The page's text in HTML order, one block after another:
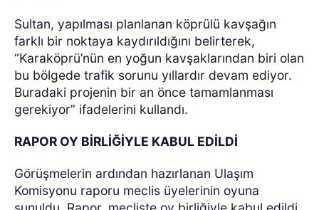
Sultan, yapılması planlanan köprülü kavşağın
farklı bir noktaya kaydırıldığını belirterek,
“Karaköprü’nün en yoğun kavşaklarından biri olan
bu bölgede trafik sorunu yıllardır devam ediyor.
Buradaki projenin bir an önce tamamlanması
gerekiyor” ifadelerini kullandı.
RAPOR OY BİRLİĞİYLE KABUL EDİLDİ
Görüşmelerin ardından hazırlanan Ulaşım
Komisyonu raporu meclis üyelerinin oyuna